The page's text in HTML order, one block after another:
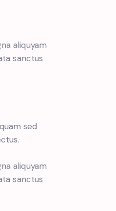
aliquyam
sanctus
sed
aliquyam
sanctus